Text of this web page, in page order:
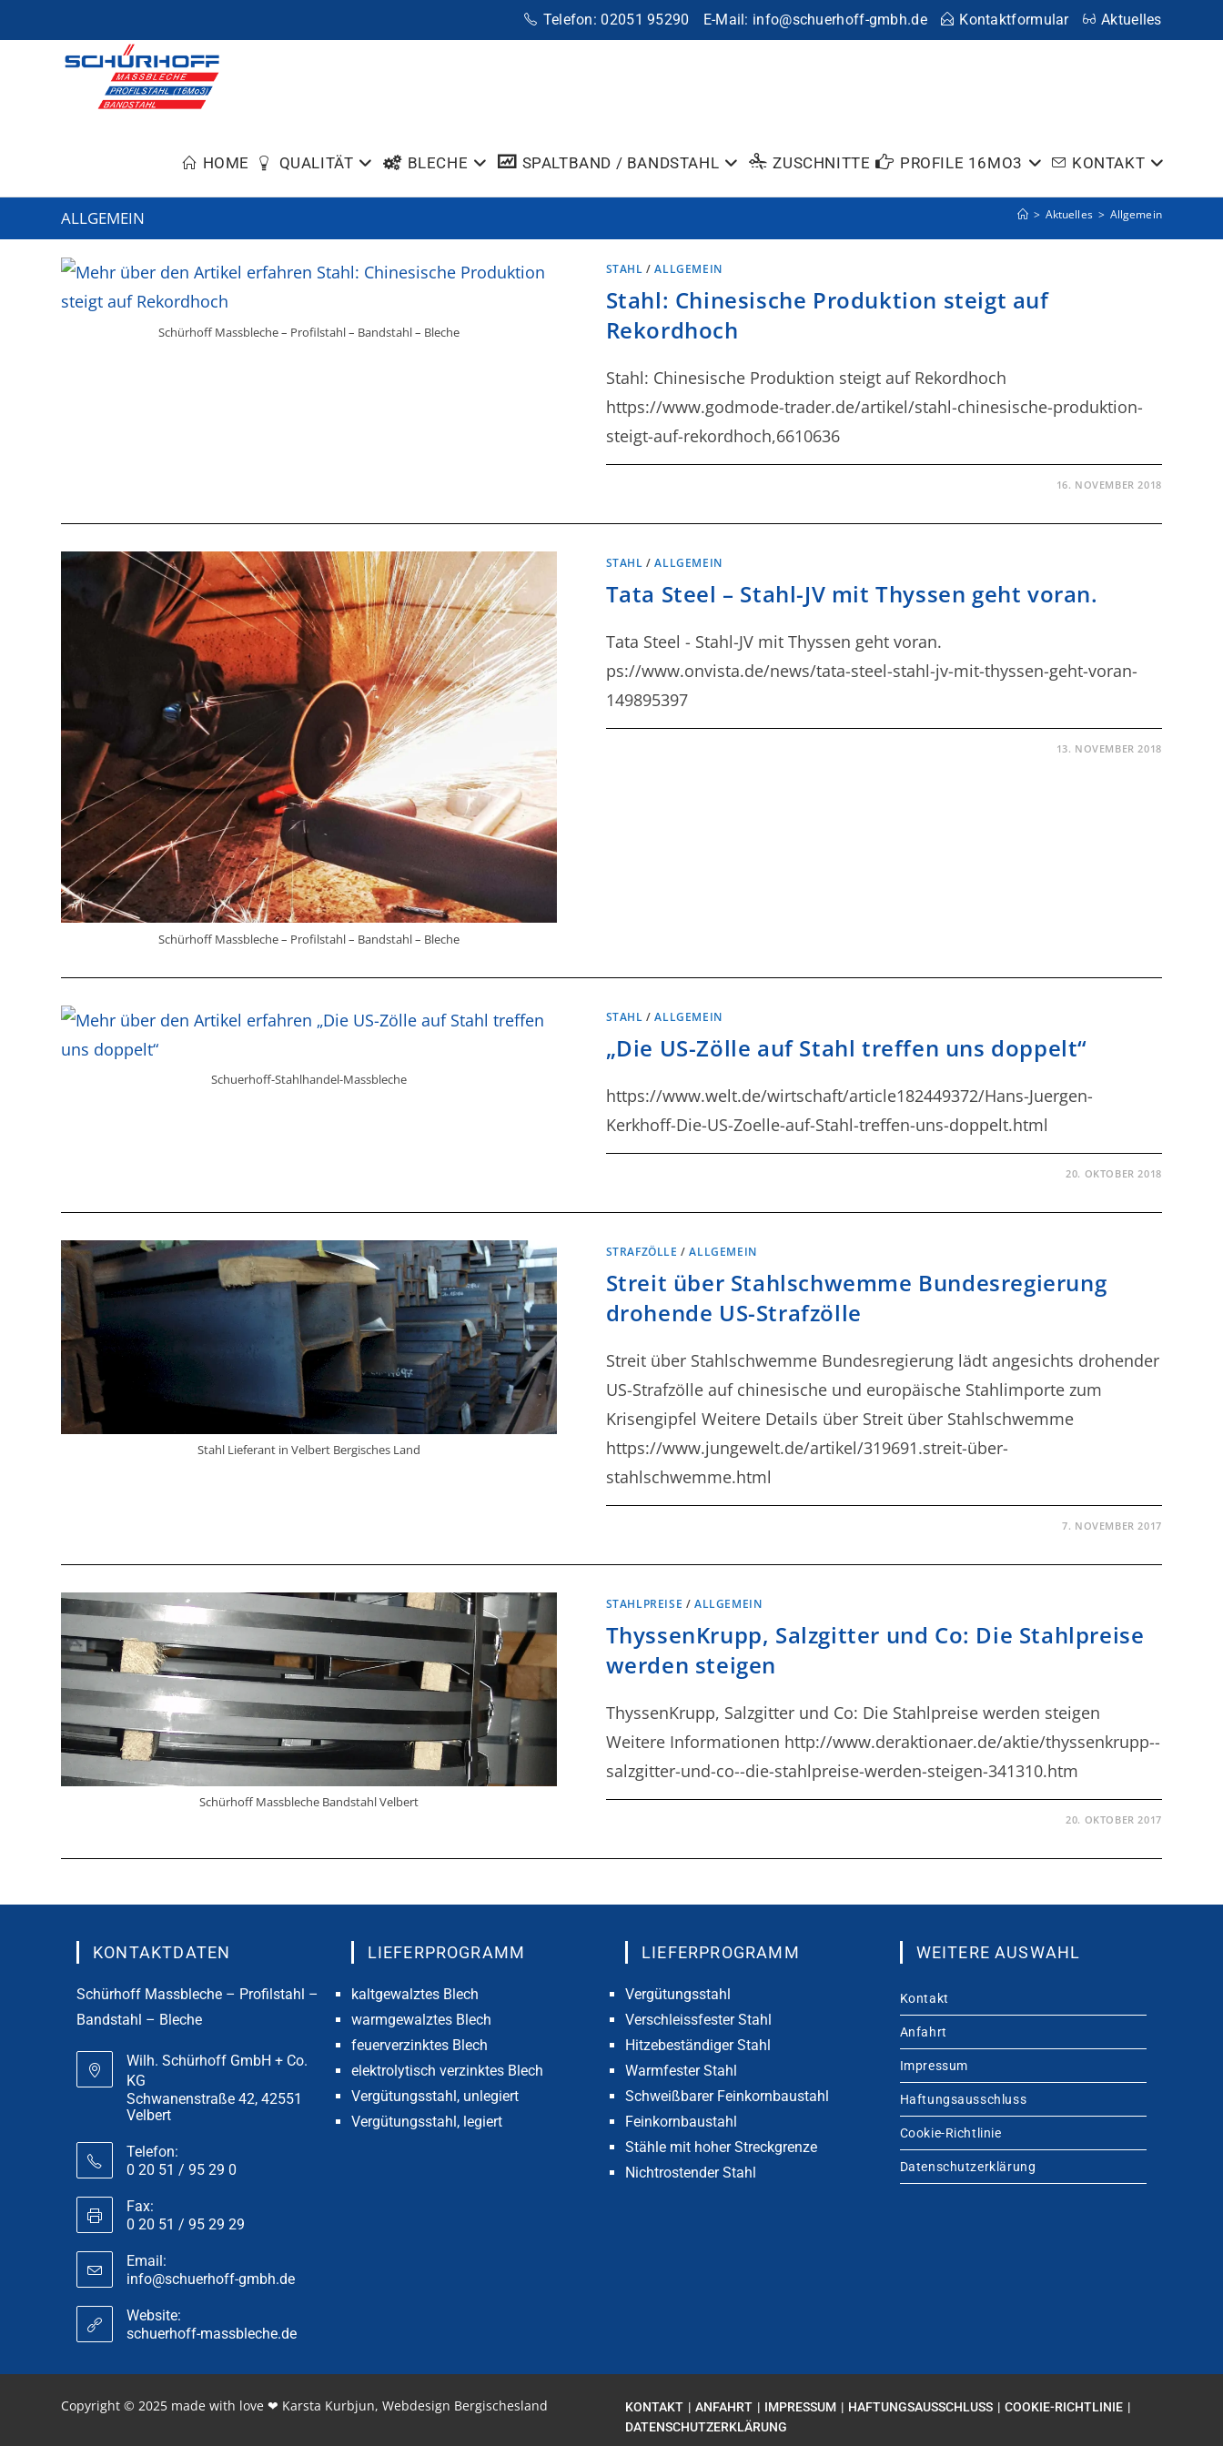
Telefon: 02051 95290 E-Mail: info@schuerhoff-gmbh.de Kontaktformular Aktuelles
HOME QUALITÄT BLECHE SPALTBAND / BANDSTAHL ZUSCHNITTE PROFILE 16MO3 KONTAKT
ALLGEMEIN > Aktuelles > Allgemein
Schürhoff Massbleche – Profilstahl – Bandstahl – Bleche
STAHL /ALLGEMEIN
Stahl: Chinesische Produktion steigt auf
Rekordhoch
Stahl: Chinesische Produktion steigt auf Rekordhoch
https://www.godmode-trader.de/artikel/stahl-chinesische-produktion-
steigt-auf-rekordhoch,6610636
16. NOVEMBER 2018
Schürhoff Massbleche – Profilstahl – Bandstahl – Bleche
STAHL /ALLGEMEIN
Tata Steel – Stahl-JV mit Thyssen geht voran.
Tata Steel - Stahl-JV mit Thyssen geht voran.
ps://www.onvista.de/news/tata-steel-stahl-jv-mit-thyssen-geht-voran-
149895397
13. NOVEMBER 2018
Schuerhoff-Stahlhandel-Massbleche
STAHL /ALLGEMEIN
„Die US-Zölle auf Stahl treffen uns doppelt“
https://www.welt.de/wirtschaft/article182449372/Hans-Juergen-
Kerkhoff-Die-US-Zoelle-auf-Stahl-treffen-uns-doppelt.html
20. OKTOBER 2018
Stahl Lieferant in Velbert Bergisches Land
STRAFZÖLLE /ALLGEMEIN
Streit über Stahlschwemme Bundesregierung
drohende US-Strafzölle
Streit über Stahlschwemme Bundesregierung lädt angesichts drohender
US-Strafzölle auf chinesische und europäische Stahlimporte zum
Krisengipfel Weitere Details über Streit über Stahlschwemme
https://www.jungewelt.de/artikel/319691.streit-über-
stahlschwemme.html
7. NOVEMBER 2017
Schürhoff Massbleche Bandstahl Velbert
STAHLPREISE / ALLGEMEIN
ThyssenKrupp, Salzgitter und Co: Die Stahlpreise
werden steigen
ThyssenKrupp, Salzgitter und Co: Die Stahlpreise werden steigen
Weitere Informationen http://www.deraktionaer.de/aktie/thyssenkrupp--
salzgitter-und-co--die-stahlpreise-werden-steigen-341310.htm
20. OKTOBER 2017
KONTAKTDATEN
Schürhoff Massbleche – Profilstahl –
Bandstahl – Bleche
Wilh. Schürhoff GmbH + Co.
KG
Schwanenstraße 42, 42551
Velbert
Telefon:
0 20 51 / 95 29 0
Fax:
0 20 51 / 95 29 29
Email:
info@schuerhoff-gmbh.de
Website:
schuerhoff-massbleche.de
LIEFERPROGRAMM
kaltgewalztes Blech
warmgewalztes Blech
feuerverzinktes Blech
elektrolytisch verzinktes Blech
Vergütungsstahl, unlegiert
Vergütungsstahl, legiert
LIEFERPROGRAMM
Vergütungsstahl
Verschleissfester Stahl
Hitzebeständiger Stahl
Warmfester Stahl
Schweißbarer Feinkornbaustahl
Feinkornbaustahl
Stähle mit hoher Streckgrenze
Nichtrostender Stahl
WEITERE AUSWAHL
Kontakt
Anfahrt
Impressum
Haftungsausschluss
Cookie-Richtlinie
Datenschutzerklärung
KONTAKT ANFAHRT IMPRESSUM HAFTUNGSAUSSCHLUSS
COOKIE-RICHTLINIE
DATENSCHUTZERKLÄRUNG
Copyright © 2025 made with love ❤ Karsta Kurbjun, Webdesign Bergischesland